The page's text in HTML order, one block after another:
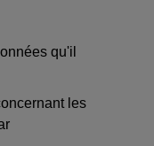
qu'il
les